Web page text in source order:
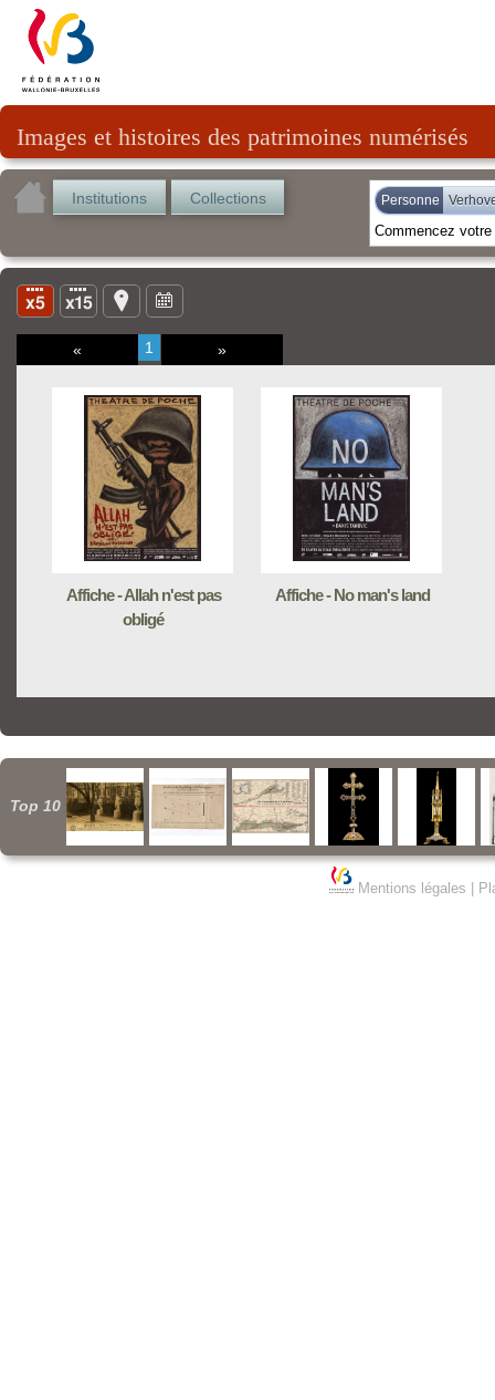
Images et histoires des patrimoines numérisés
Institutions Collections Personne
« 1 »
Affiche - Allah n'est pas
obligé
Affiche - No man's land
Top 10
Mentions légales